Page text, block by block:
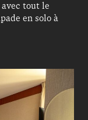
tout le
en solo à